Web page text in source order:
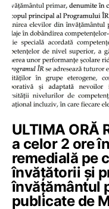
ULTIMA ORĂ
a celor 2 ore
remedială pe
învățătorii și
învățământul
publicate de